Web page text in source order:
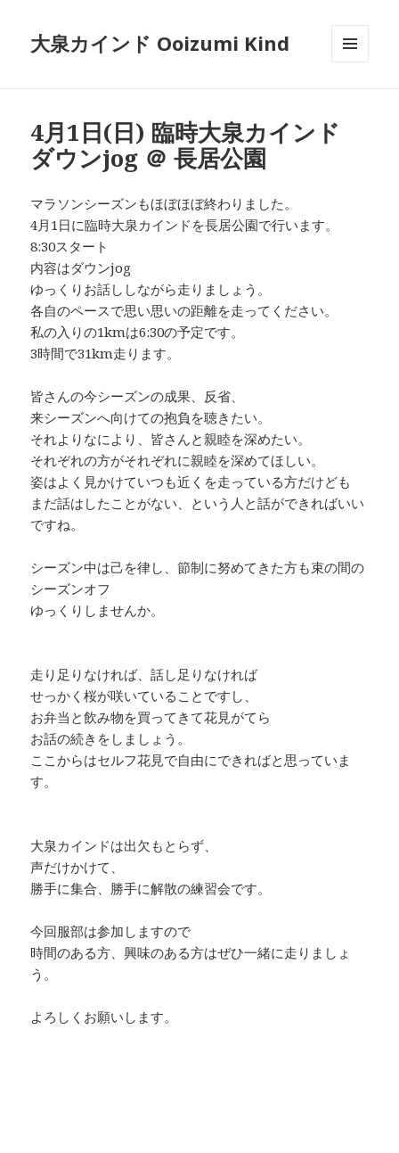
大泉カインド Ooizumi Kind
4月1日(日) 臨時大泉カインド
ダウンjog ＠ 長居公園
マラソンシーズンもほぼほぼ終わりました。
4月1日に臨時大泉カインドを長居公園で行います。
8:30スタート
内容はダウンjog
ゆっくりお話ししながら走りましょう。
各自のペースで思い思いの距離を走ってください。
私の入りの1kmは6:30の予定です。
3時間で31km走ります。
皆さんの今シーズンの成果、反省、
来シーズンへ向けての抱負を聴きたい。
それよりなにより、皆さんと親睦を深めたい。
それぞれの方がそれぞれに親睦を深めてほしい。
姿はよく見かけていつも近くを走っている方だけども
まだ話はしたことがない、という人と話ができればいい
ですね。
シーズン中は己を律し、節制に努めてきた方も束の間の
シーズンオフ
ゆっくりしませんか。
走り足りなければ、話し足りなければ
せっかく桜が咲いていることですし、
お弁当と飲み物を買ってきて花見がてら
お話の続きをしましょう。
ここからはセルフ花見で自由にできればと思っていま
す。
大泉カインドは出欠もとらず、
声だけかけて、
勝手に集合、勝手に解散の練習会です。
今回服部は参加しますので
時間のある方、興味のある方はぜひ一緒に走りましょ
う。
よろしくお願いします。